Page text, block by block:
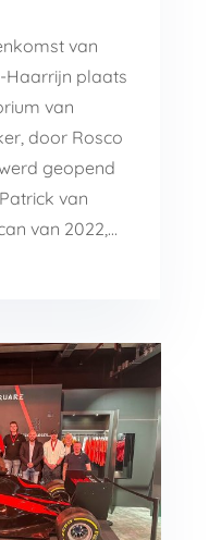
van
Haarrijn plaats
van
door Rosco
geopend
van
van 2022,...